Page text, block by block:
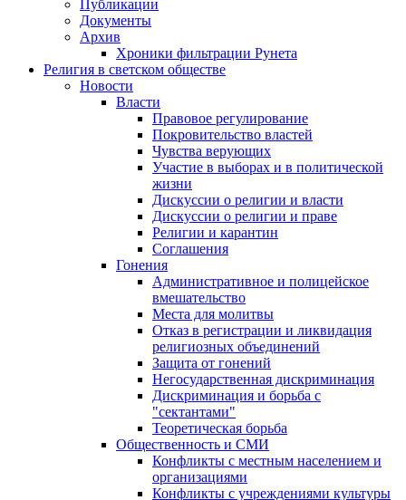
Публикации
Документы
Архив
Хроники фильтрации Рунета
Религия в светском обществе
Новости
Власти
Правовое регулирование
Покровительство властей
Чувства верующих
Участие в выборах и в политической
жизни
Дискуссии о религии и власти
Дискуссии о религии и праве
Религии и карантин
Соглашения
Гонения
Административное и полицейское
вмешательство
Места для молитвы
Отказ в регистрации и ликвидация
религиозных объединений
Защита от гонений
Негосударственная дискриминация
Дискриминация и борьба с
"сектантами"
Теоретическая борьба
Общественность и СМИ
Конфликты с местным населением и
организациями
Конфликты с учреждениями культуры